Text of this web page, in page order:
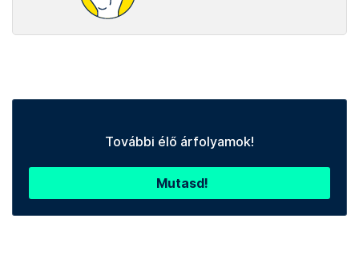
További élő árfolyamok!
Mutasd!